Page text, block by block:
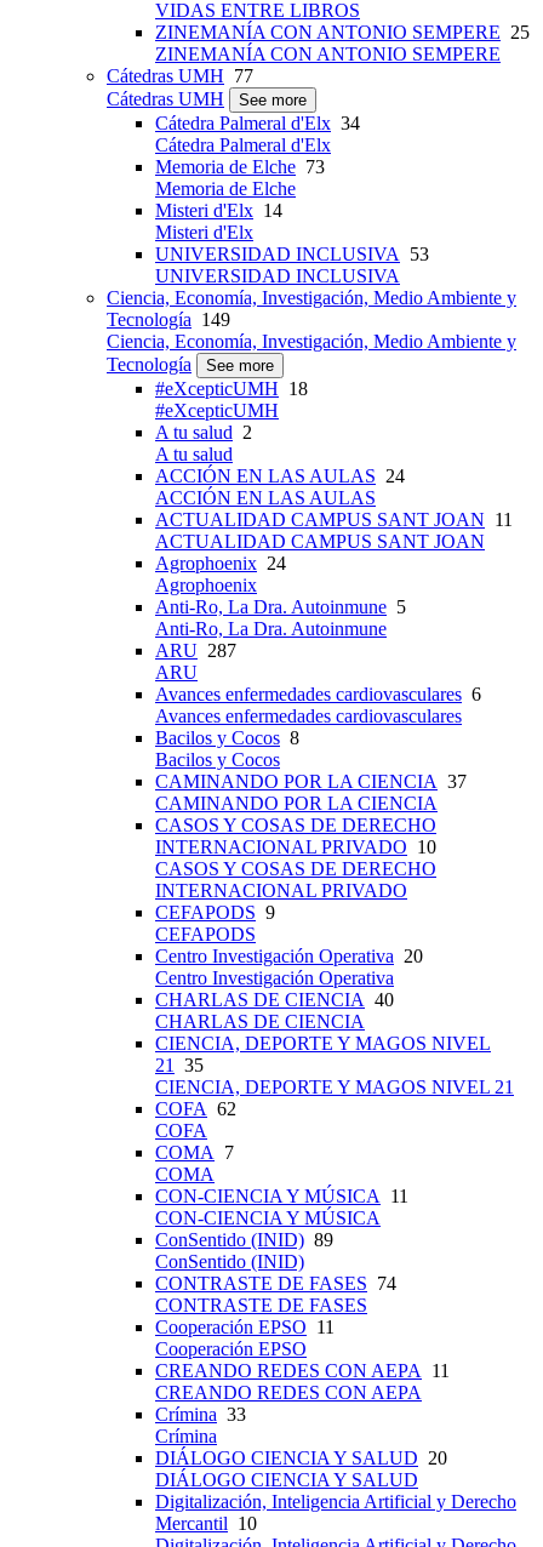
VIDAS ENTRE LIBROS
ZINEMANÍA CON ANTONIO SEMPERE 25
ZINEMANÍA CON ANTONIO SEMPERE
Cátedras UMH 77
Cátedras UMH
See more
Cátedra Palmeral d'Elx 34
Cátedra Palmeral d'Elx
Memoria de Elche 73
Memoria de Elche
Misteri d'Elx 14
Misteri d'Elx
UNIVERSIDAD INCLUSIVA
53
UNIVERSIDAD INCLUSIVA
Ciencia, Economía, Investigación, Medio Ambiente y
Tecnología 149
Ciencia, Economía, Investigación, Medio Ambiente y
Tecnología
See more
#eXcepticUMH 18
#eXcepticUMH
A tu salud 2
A tu salud
ACCIÓN EN LAS AULAS 24
ACCIÓN EN LAS AULAS
ACTUALIDAD CAMPUS SANT JOAN 11
ACTUALIDAD CAMPUS SANT JOAN
Agrophoenix 24
Agrophoenix
Anti-Ro, La Dra. Autoinmune 5
Anti-Ro, La Dra. Autoinmune
ARU 287
ARU
Avances enfermedades cardiovasculares 6
Avances enfermedades cardiovasculares
Bacilos y Cocos 8
Bacilos y Cocos
CAMINANDO POR LA CIENCIA 37
CAMINANDO POR LA CIENCIA
CASOS Y COSAS DE DERECHO
INTERNACIONAL PRIVADO 10
CASOS Y COSAS DE DERECHO
INTERNACIONAL PRIVADO
CEFAPODS 9
CEFAPODS
Centro Investigación Operativa 20
Centro Investigación Operativa
CHARLAS DE CIENCIA 40
CHARLAS DE CIENCIA
CIENCIA, DEPORTE Y MAGOS NIVEL
21
35
CIENCIA, DEPORTE Y MAGOS NIVEL 21
COFA 62
COFA
COMA
7
COMA
CON-CIENCIA Y MÚSICA
11
CON-CIENCIA Y MÚSICA
ConSentido (INID) 89
ConSentido (INID)
CONTRASTE DE FASES 74
CONTRASTE DE FASES
Cooperación EPSO 11
Cooperación EPSO
CREANDO REDES CON AEPA
11
CREANDO REDES CON AEPA
Crímina 33
Crímina
DIÁLOGO CIENCIA Y SALUD 20
DIÁLOGO CIENCIA Y SALUD
Digitalización, Inteligencia Artificial y Derecho
Mercantil 10